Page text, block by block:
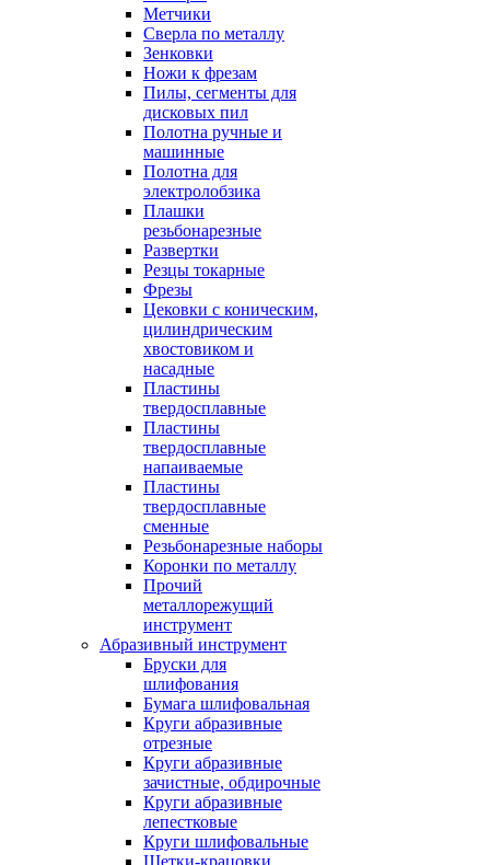
Метчики
Сверла по металлу
Зенковки
Ножи к фрезам
Пилы, сегменты для
дисковых пил
Полотна ручные и
машинные
Полотна для
электролобзика
Плашки
резьбонарезные
Развертки
Резцы токарные
Фрезы
Цековки с коническим,
цилиндрическим
хвостовиком и
насадные
Пластины
твердосплавные
Пластины
твердосплавные
напаиваемые
Пластины
твердосплавные
сменные
Резьбонарезные наборы
Коронки по металлу
Прочий
металлорежущий
инструмент
Абразивный инструмент
Бруски для
шлифования
Бумага шлифовальная
Круги абразивные
отрезные
Круги абразивные
зачистные, обдирочные
Круги абразивные
лепестковые
Круги шлифовальные
Щетки-крацовки